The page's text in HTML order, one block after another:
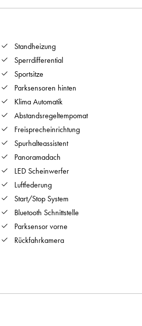
Standheizung
Sperrdifferential
Sportsitze
Parksensoren hinten
Klima Automatik
Abstandsregeltempomat
Freisprecheinrichtung
Spurhalteassistent
Panoramadach
LED Scheinwerfer
Luftfederung
Start/Stop System
Bluetooth Schnittstelle
Parksensor vorne
Rückfahrkamera